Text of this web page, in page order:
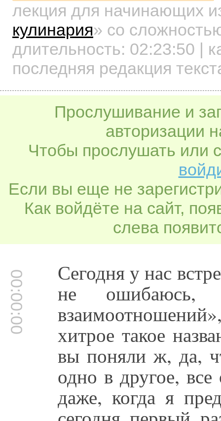
лекция для начинающих
кулинария» со
длительность: 02:23:50 |
последняя редакция
Прослушивание и
авторизации
Чтобы прослушать или
Если вы еще не
Как войдёте на сайт,
слева
00:00:00 Сегодня у нас
не ошибаюсь,
хитрое такое
вы поняли ж, да,
одно в другое,
даже, когда я